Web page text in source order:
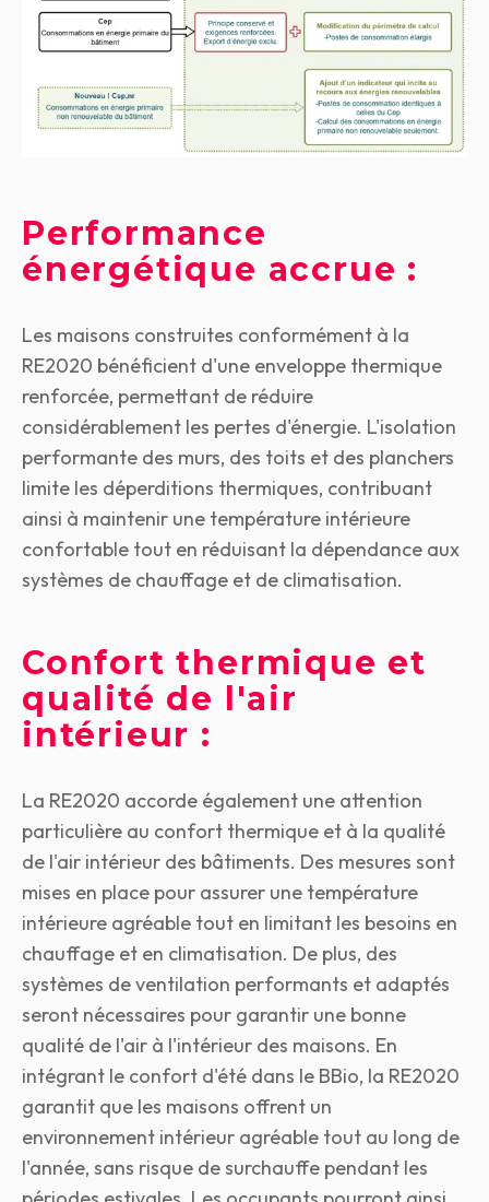
Performance
énergétique accrue :
Les maisons construites conformément à la
RE2020 bénéficient d'une enveloppe thermique
renforcée, permettant de réduire
considérablement les pertes d'énergie. L'isolation
performante des murs, des toits et des planchers
limite les déperditions thermiques, contribuant
ainsi à maintenir une température intérieure
confortable tout en réduisant la dépendance aux
systèmes de chauffage et de climatisation.
Confort thermique et
qualité de l'air
intérieur :
La RE2020 accorde également une attention
particulière au confort thermique et à la qualité
de l'air intérieur des bâtiments. Des mesures sont
mises en place pour assurer une température
intérieure agréable tout en limitant les besoins en
chauffage et en climatisation. De plus, des
systèmes de ventilation performants et adaptés
seront nécessaires pour garantir une bonne
qualité de l'air à l'intérieur des maisons. En
intégrant le confort d'été dans le BBio, la RE2020
garantit que les maisons offrent un
environnement intérieur agréable tout au long de
l'année, sans risque de surchauffe pendant les